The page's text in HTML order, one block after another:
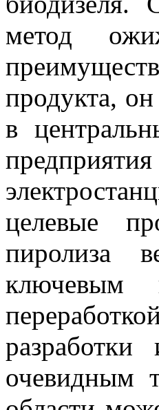
метод
продукта,
в
целевые
пиролиза
ключевым
очевидным